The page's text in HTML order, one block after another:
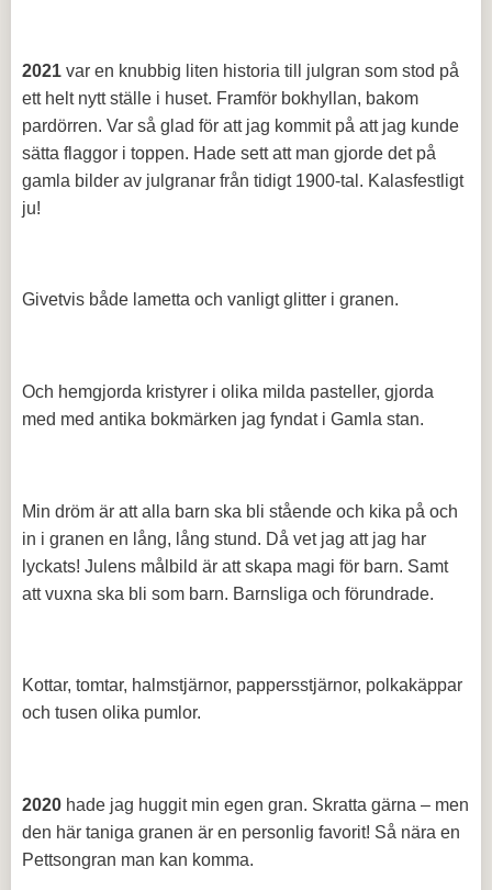
2021 var en knubbig liten historia till julgran som stod på
ett helt nytt ställe i huset. Framför bokhyllan, bakom
pardörren. Var så glad för att jag kommit på att jag kunde
sätta flaggor i toppen. Hade sett att man gjorde det på
gamla bilder av julgranar från tidigt 1900-tal. Kalasfestligt
ju!
Givetvis både lametta och vanligt glitter i granen.
Och hemgjorda kristyrer i olika milda pasteller, gjorda
med med antika bokmärken jag fyndat i Gamla stan.
Min dröm är att alla barn ska bli stående och kika på och
in i granen en lång, lång stund. Då vet jag att jag har
lyckats! Julens målbild är att skapa magi för barn. Samt
att vuxna ska bli som barn. Barnsliga och förundrade.
Kottar, tomtar, halmstjärnor, pappersstjärnor, polkakäppar
och tusen olika pumlor.
2020 hade jag huggit min egen gran. Skratta gärna – men
den här taniga granen är en personlig favorit! Så nära en
Pettsongran man kan komma.